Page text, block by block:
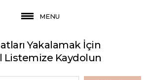
MENU
Yakalamak İçin
Listemize Kaydolun